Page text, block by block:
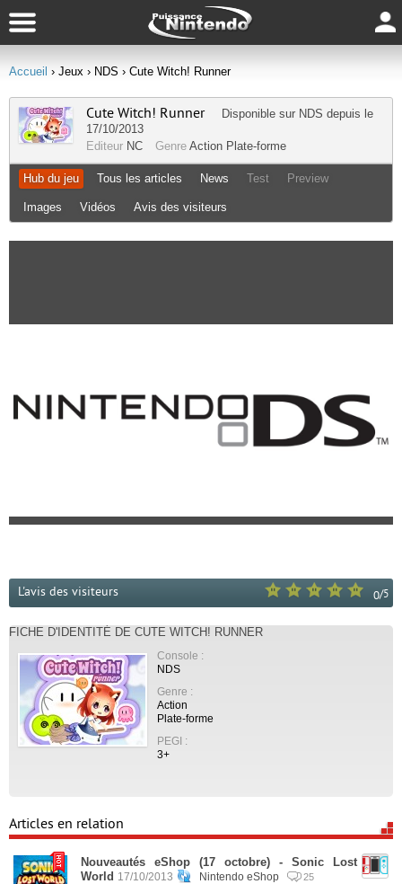
Accueil › Jeux › NDS › Cute Witch! Runner
Cute Witch! Runner Disponible sur NDS depuis le
17/10/2013
Editeur NC Genre Action Plate-forme
Hub du jeu Tous les articles News Test Preview
Images Vidéos Avis des visiteurs
0/5
L'avis des visiteurs
FICHE D'IDENTITÉ DE CUTE WITCH! RUNNER
Console :
NDS
Genre :
Action
Plate-forme
PEGI :
3+
Articles en relation
Nouveautés eShop (17 octobre) - Sonic Lost
World 17/10/2013 Nintendo eShop 25